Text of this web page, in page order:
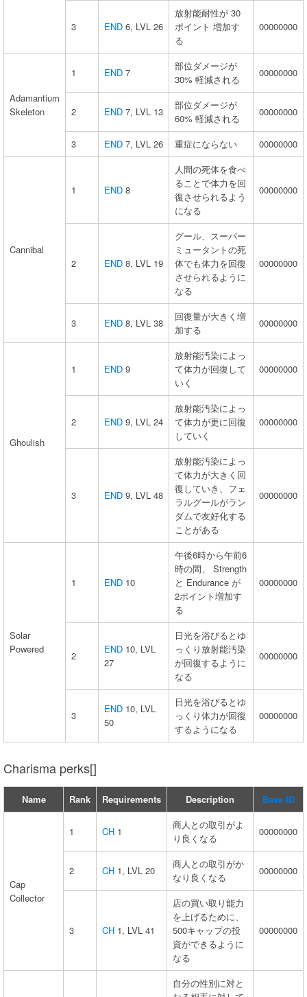
3 END 6, LVL 26
放射能耐性が 30
ポイント 増加す
る
00000000
Adamantium
Skeleton
1 END 7
部位ダメージが
30% 軽減される
00000000
2 END 7, LVL 13
部位ダメージが
60% 軽減される
00000000
3 END 7, LVL 26 重症にならない 00000000
Cannibal
1 END 8
人間の死体を食べ
ることで体力を回
復させられるよう
になる
00000000
2 END 8, LVL 19
グール、スーパー
ミュータントの死
体でも体力を回復
させられるように
なる
00000000
3 END 8, LVL 38
回復量が大きく増
加する
00000000
Ghoulish
1 END 9
放射能汚染によっ
て体力が回復して
いく
00000000
2 END 9, LVL 24
放射能汚染によっ
て体力が更に回復
していく
00000000
3 END 9, LVL 48
放射能汚染によっ
て体力が大きく回
復していき、フェ
ラルグールがラン
ダムで友好化する
ことがある
00000000
Solar
Powered
1 END 10
午後6時から午前6
時の間、 Strength
と Endurance が
2ポイント増加す
る
00000000
2
END 10, LVL
27
日光を浴びるとゆ
っくり放射能汚染
が回復するように
なる
00000000
3
END 10, LVL
50
日光を浴びるとゆ
っくり体力が回復
するようになる
00000000
Charisma perks[]
Name Rank Requirements Description Base ID
Cap
Collector
1 CH 1
商人との取引がよ
り良くなる
00000000
2 CH 1, LVL 20
商人との取引がか
なり良くなる
00000000
3 CH 1, LVL 41
店の買い取り能力
を上げるために、
500キャップの投
資ができるように
なる
00000000
自分の性別に対と